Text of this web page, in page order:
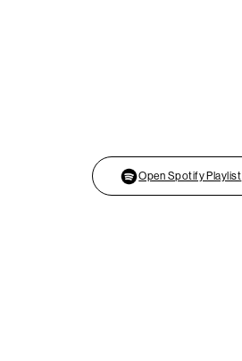
Open Spotify Playlist